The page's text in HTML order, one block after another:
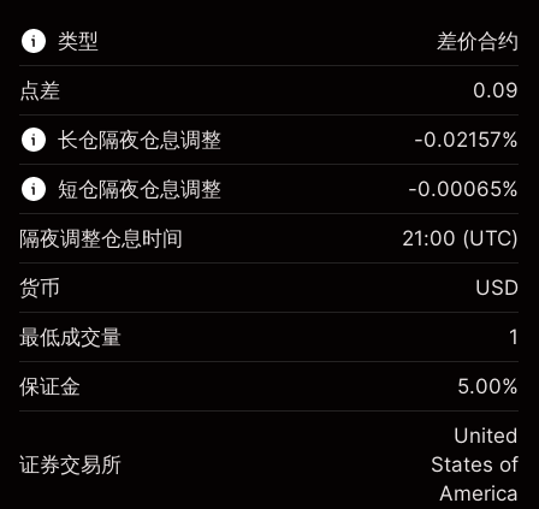
类型
该金融市场可进行差价合约交易。
了解更多:
差价合约
差价合约
点差 0.09
长仓隔夜仓息调整
保证金。您的投资 $1,000.00
隔夜仓息
-0.021568
%
(-$4.31)
来自杠杆的资金 - 美元（大约值）
$19,000.00
-0.02157%
短仓隔夜仓息调整
保证金。您的投资 $1,000.00
隔夜仓息
-0.000654
%
(-$0.13)
$20,000.00
-0.00065%
隔夜调整仓息时间 21:00 (UTC)
货币 USD
最低成交量 1
保证金 5.00%
证券交易所
United
States of
America